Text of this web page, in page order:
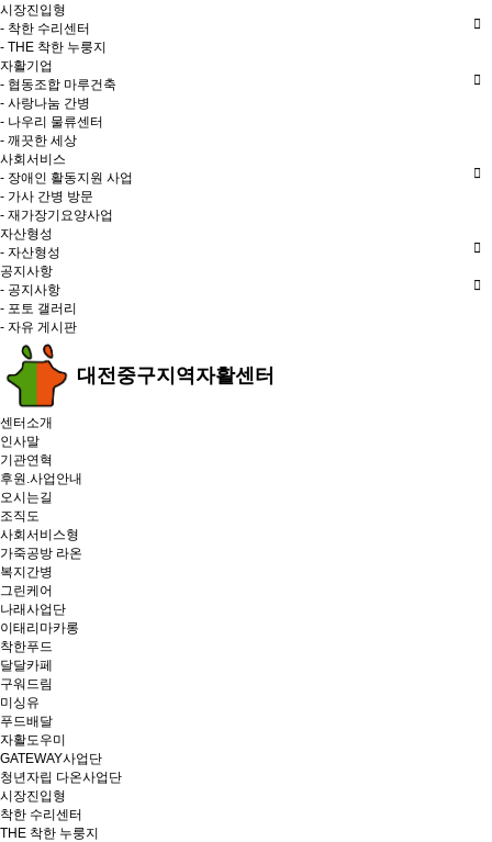
시장진입형
- 착한 수리센터
- THE 착한 누룽지
자활기업
- 협동조합 마루건축
- 사랑나눔 간병
- 나우리 물류센터
- 깨끗한 세상
사회서비스
- 장애인 활동지원 사업
- 가사 간병 방문
- 재가장기요양사업
자산형성
- 자산형성
공지사항
- 공지사항
- 포토 갤러리
- 자유 게시판
대전중구지역자활센터
센터소개
인사말
기관연혁
후원.사업안내
오시는길
조직도
사회서비스형
가죽공방 라온
복지간병
그린케어
나래사업단
이태리마카롱
착한푸드
달달카페
구워드림
미싱유
푸드배달
자활도우미
GATEWAY사업단
청년자립 다온사업단
시장진입형
착한 수리센터
THE 착한 누룽지